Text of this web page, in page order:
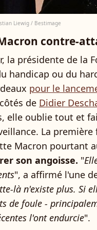
Liewig / Bestimage
contre-
la présidente de la
handicap ou du
pour le
de Didier
elle oublie tout et
La
Macron pourtant
son angoisse. "
", a affirmé l'une
là n'existe plus. Si
de foule -
l'ont endurcie".